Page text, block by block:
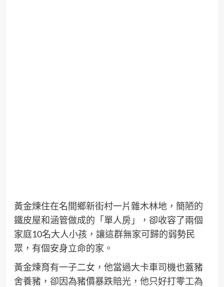
黃金煉住在名間鄉新街村一片雜木林地，簡陋的
鐵皮屋和涵管做成的「單人房」，卻收容了兩個
家庭10名大人小孩，讓這群無家可歸的弱勢民
眾，有個安身立命的家。
黃金煉育有一子二女，他當過大卡車司機也蓋豬
舍養豬，卻因為豬價暴跌賠光，他只好打零工為